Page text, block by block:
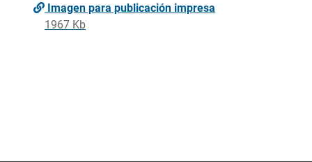
Imagen para publicación impresa
1967 Kb